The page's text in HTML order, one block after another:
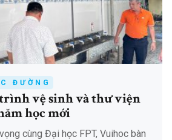
ĐƯỜNG
trình vệ sinh và thư viện
học mới
cùng Đại học FPT, Vuihoc bàn